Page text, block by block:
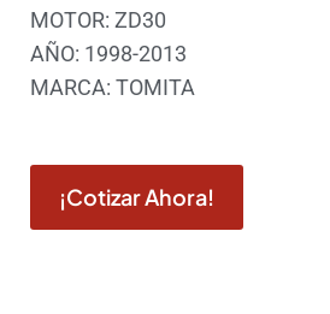
MOTOR: ZD30
AÑO: 1998-2013
MARCA: TOMITA
¡Cotizar Ahora!